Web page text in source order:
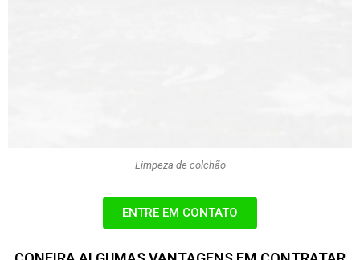
Limpeza de colchão
ENTRE EM CONTATO